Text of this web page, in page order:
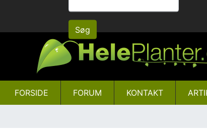
hovedindhold
Søg
FORSIDE FORUM KONTAKT